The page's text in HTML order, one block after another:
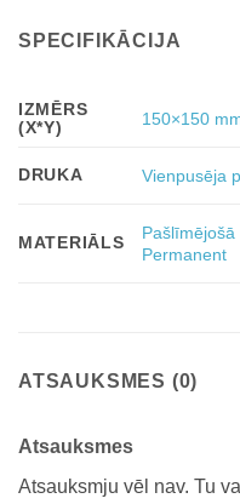
SPECIFIKĀCIJA
IZMĒRS
(X*Y)
150×150
DRUKA Vienpusēja
MATERIĀLS
Permanent
ATSAUKSMES (0)
Atsauksmes
Atsauksmju vēl nav. Tu